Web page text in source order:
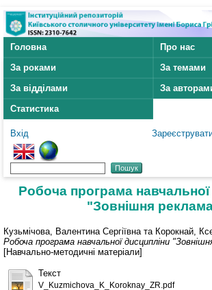
Головна
Про нас
За роками
За темами
За відділами
За
Статистика
Вхід
Робоча програма
"Зовнішня
Кузьмічова, Валентина Сергіївна та Корокнай,
Робоча програма навчальної дисципліни
[Навчально-методичні матеріали]
Текст
V_Kuzmichova_K_Koroknay_ZR.pdf